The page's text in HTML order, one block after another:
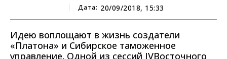
Дата: 20/09/2018, 15:33
Идею воплощают в жизнь создатели
«Платона» и Сибирское таможенное
управление. Одной из сессий IVВосточного